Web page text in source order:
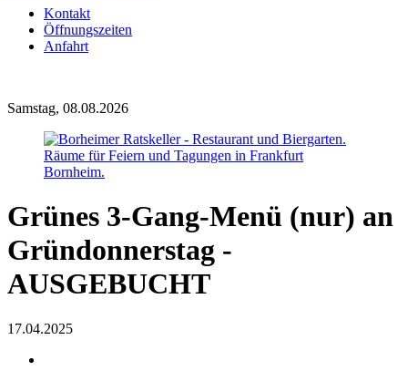
Kontakt
Öffnungszeiten
Anfahrt
Samstag, 08.08.2026
Grünes 3-Gang-Menü (nur) an
Gründonnerstag -
AUSGEBUCHT
17.04.2025